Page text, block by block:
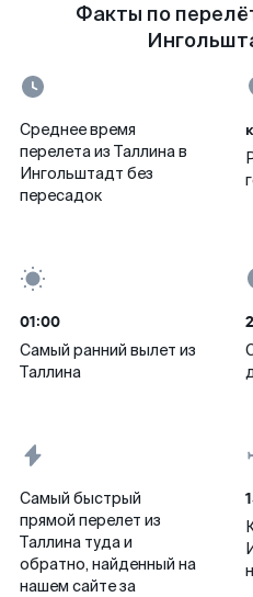
Факты по
Среднее время
перелета из Таллина в
Ингольштадт без
пересадок
01:00
Самый ранний вылет из
Таллина
Самый быстрый
прямой перелет из
Таллина туда и
обратно, найденный на
нашем сайте за